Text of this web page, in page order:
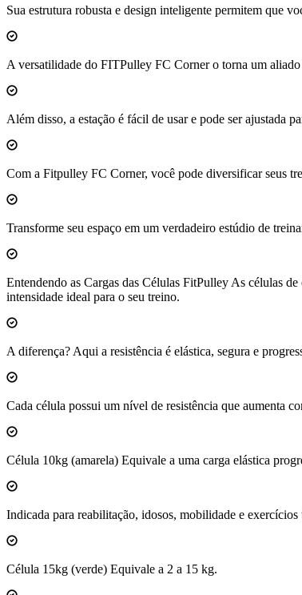
Sua estrutura robusta e design inteligente permitem que
A versatilidade do FITPulley FC Corner o torna um
Além disso, a estação é fácil de usar e pode ser ajustada
Com a Fitpulley FC Corner, você pode diversificar seus
Transforme seu espaço em um verdadeiro estúdio de
Entendendo as Cargas das Células FitPulley As células
intensidade ideal para o seu treino.
A diferença? Aqui a resistência é elástica, segura e
Cada célula possui um nível de resistência que aumenta
Célula 10kg (amarela) Equivale a uma carga elástica
Indicada para reabilitação, idosos, mobilidade e exercícios
Célula 15kg (verde) Equivale a 2 a 15 kg.